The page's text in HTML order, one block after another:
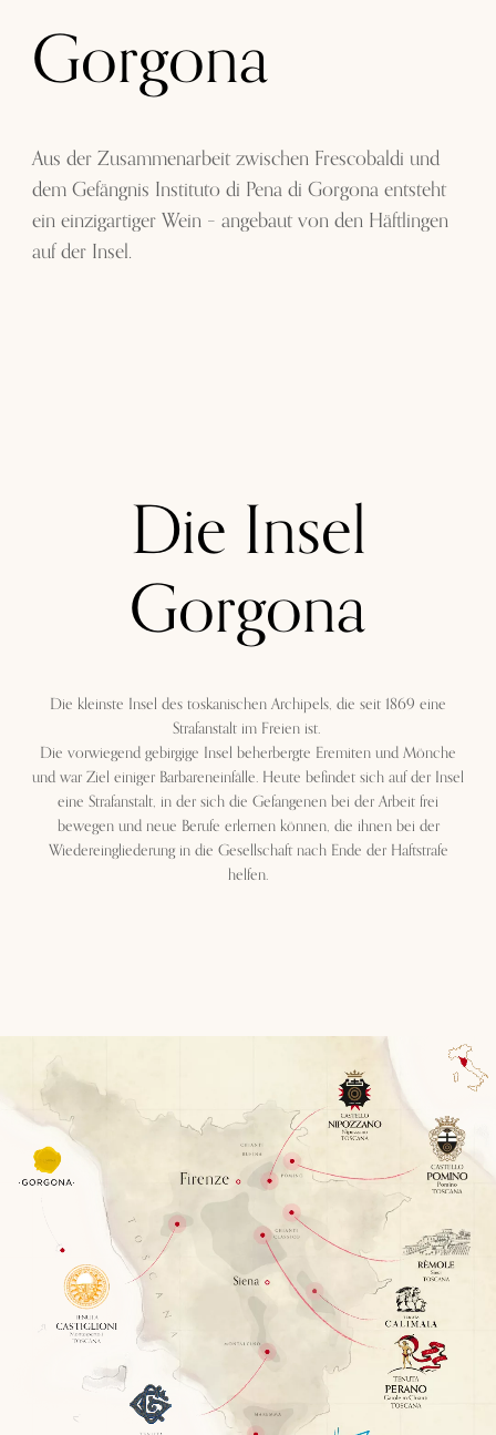
Gorgona
Aus der Zusammenarbeit zwischen Frescobaldi und
dem Gefängnis Instituto di Pena di Gorgona entsteht
ein einzigartiger Wein – angebaut von den Häftlingen
auf der Insel.
Die Insel
Gorgona
Die kleinste Insel des toskanischen Archipels, die seit 1869 eine
Strafanstaltim Freien ist.​
Die vorwiegend gebirgige Insel beherbergte Eremiten und Mönche
und war Ziel einiger Barbareneinfälle. Heute befindet sich auf der Insel
eine Strafanstalt, in der sich die Gefangenen bei derArbeit frei
bewegen und neue Berufe erlernen können, die ihnen bei der
Wiedereingliederung​in die Gesellschaft nach Ende der Haftstrafe
helfen.